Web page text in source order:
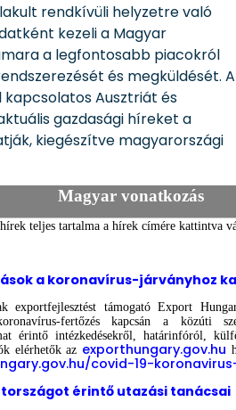
rendkívüli helyzetre való
kezeli a Magyar
a legfontosabb piacokról
és megküldését. A
Ausztriát és
gazdasági híreket a
kiegészítve magyarországi
Magyar vonatkozás
teljes tartalma a hírek címére kattintva
a koronavírus-járványhoz
exportfejlesztést támogató Export
fertőzés kapcsán a közúti
érintő intézkedésekről, határinfóról,
elérhetők az exporthungary.gov.hu
covid-19-
érintő utazási tanácsai